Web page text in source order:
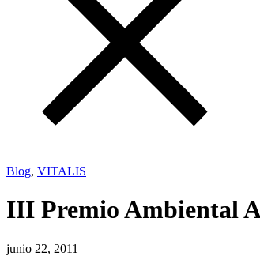
Blog, VITALIS
III Premio Ambiental
junio 22, 2011